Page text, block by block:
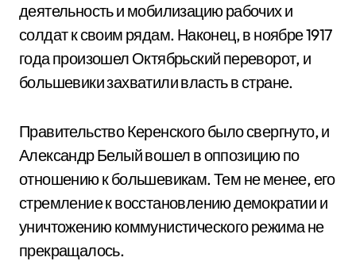
деятельность и мобилизацию рабочих и
солдат к своим рядам. Наконец, в ноябре 1917
года произошел Октябрьский переворот, и
большевики захватили власть в стране.
Правительство Керенского было свергнуто, и
Александр Белый вошел в оппозицию по
отношению к большевикам. Тем не менее, его
стремление к восстановлению демократии и
уничтожению коммунистического режима не
прекращалось.